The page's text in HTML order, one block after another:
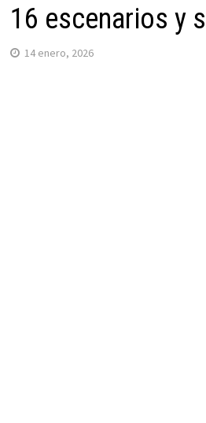
16 escenarios y
14 enero, 2026